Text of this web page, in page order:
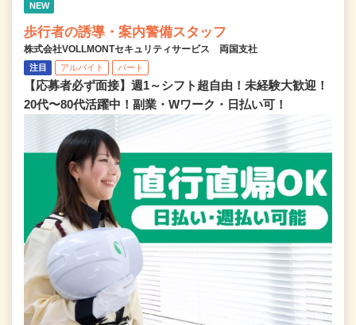
NEW
歩行者の誘導・案内警備スタッフ
株式会社VOLLMONTセキュリティサービス 両国支社
注目 アルバイト パート
【応募者必ず面接】週1～シフト超自由！未経験大歓迎！
20代〜80代活躍中！副業・Wワーク・日払い可！